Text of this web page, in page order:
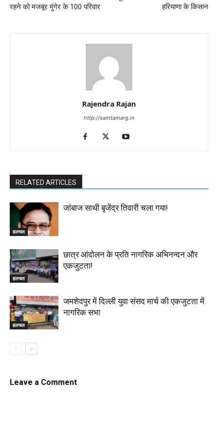
रहने को मजबूर मुंगेर के 100 परिवार
हरियाणा के किसान
Rajendra Rajan
http://samtamarg.in
RELATED ARTICLES
हलचल
जांबाज साथी बृजेंद्र तिवारी चला गया!
हलचल
छात्र आंदोलन के प्रति नागरिक अभिनन्दन और
एकजुटता!
हलचल
जमशेदपुर में दिल्ली युवा संसद मार्च की एकजुटता में
नागरिक सभा
Leave a Comment